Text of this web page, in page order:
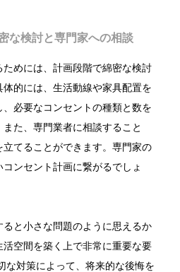
な検討と専門家への相談
めには、計画段階で綿密な検討
的には、生活動線や家具配置を
必要なコンセントの種類と数を
た、専門業者に相談すること
てることができます。専門家の
ンセント計画に繋がるでしょ
と小さな問題のように思えるか
空間を築く上で非常に重要な要
な対策によって、将来的な後悔を